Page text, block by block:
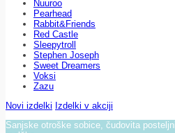
Nuuroo
Pearhead
Rabbit&Friends
Red Castle
Sleepytroll
Stephen Joseph
Sweet Dreamers
Voksi
Zazu
Novi izdelki Izdelki v akciji
Sanjske otroške sobice, čudovita